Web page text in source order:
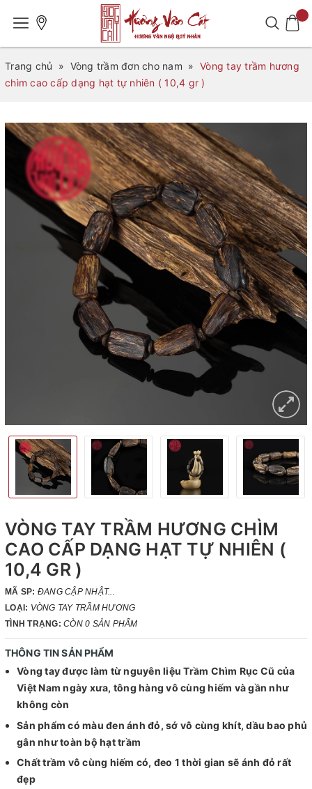
Trang chủ » Vòng trầm đơn cho nam » Vòng tay trầm hương
chìm cao cấp dạng hạt tự nhiên ( 10,4 gr )
VÒNG TAY TRẦM HƯƠNG CHÌM
CAO CẤP DẠNG HẠT TỰ NHIÊN (
10,4 GR )
MÃ SP: ĐANG CẬP NHẬT...
LOẠI: VÒNG TAY TRẦM HƯƠNG
TÌNH TRẠNG: CÒN 0 SẢN PHẨM
THÔNG TIN SẢN PHẨM
Vòng tay được làm từ nguyên liệu Trầm Chìm Rục Cũ của
Việt Nam ngày xưa, tông hàng vô cùng hiếm và gần như
không còn
Sản phẩm có màu đen ánh đỏ, sớ vô cùng khít, dầu bao phủ
gân như toàn bộ hạt trầm
Chất trầm vô cùng hiếm có, đeo 1 thời gian sẽ ánh đỏ rất
đẹp